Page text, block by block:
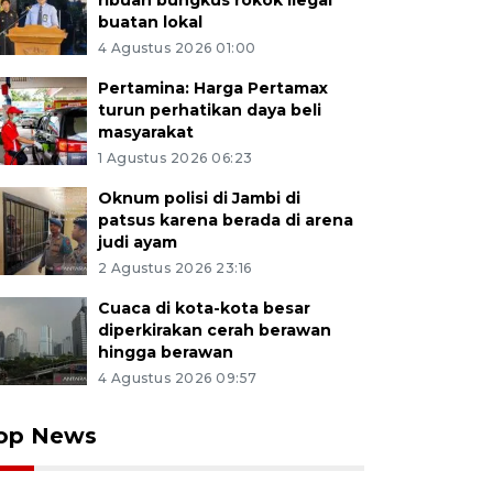
buatan lokal
4 Agustus 2026 01:00
Pertamina: Harga Pertamax
turun perhatikan daya beli
masyarakat
1 Agustus 2026 06:23
Oknum polisi di Jambi di
patsus karena berada di arena
judi ayam
2 Agustus 2026 23:16
Cuaca di kota-kota besar
diperkirakan cerah berawan
hingga berawan
4 Agustus 2026 09:57
News